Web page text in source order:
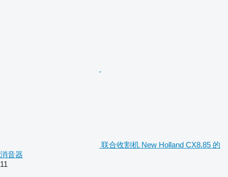
联合收割机 New Holland CX8.85 的
消音器
11